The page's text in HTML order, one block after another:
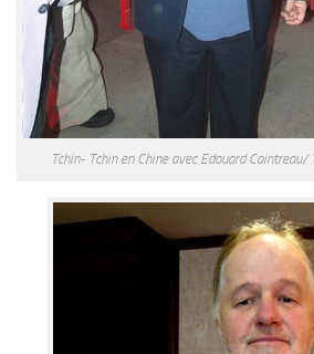
Tchin- Tchin en Chine avec Edouard Cointreau/